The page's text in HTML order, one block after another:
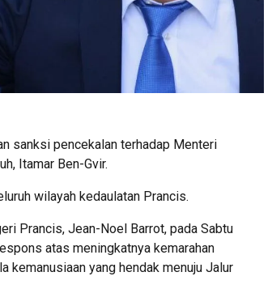
sanksi pencekalan terhadap Menteri
Itamar Ben-Gvir.
wilayah kedaulatan Prancis.
Prancis, Jean-Noel Barrot, pada Sabtu
atas meningkatnya kemarahan
kemanusiaan yang hendak menuju Jalur